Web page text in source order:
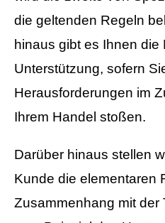
die geltenden Regeln
hinaus gibt es Ihnen die
Unterstützung, sofern
Herausforderungen im
Ihrem Handel stoßen.
Darüber hinaus stellen
Kunde die elementaren
Zusammenhang mit der